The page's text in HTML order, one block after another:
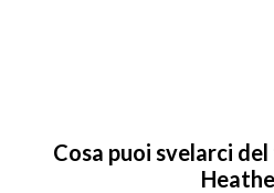
Cosa puoi svelarci